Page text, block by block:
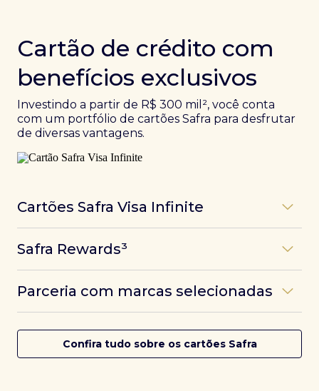
Cartão de crédito com
benefícios exclusivos
Investindo a partir de R$ 300 mil², você conta
com um portfólio de cartões Safra para desfrutar
de diversas vantagens.
Cartões Safra Visa Infinite
experiências refinadas a benefícios únicos, como
converte seus investimentos em limite no cartão e
conta com acesso a mais de 1.400 salas VIP Dragon
Pass ao redor do mundo.
Safra Rewards³
das melhores pontuações do mercado.
Parceria com marcas selecionadas
cartões Safra.
Confira tudo sobre os cartões Safra